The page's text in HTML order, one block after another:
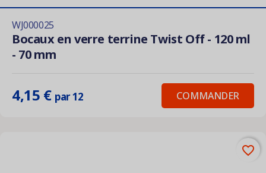
WJ000025
Bocaux en verre terrine Twist Off - 120 ml
- 70 mm
4,15 € par 12 COMMANDER
favorite_border